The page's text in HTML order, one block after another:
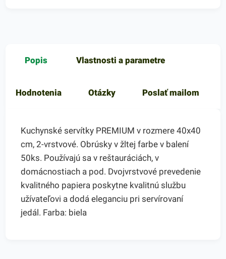
Popis Vlastnosti a parametre
Hodnotenia Otázky Poslať mailom
Kuchynské servítky PREMIUM v rozmere 40x40
cm, 2-vrstvové. Obrúsky v žltej farbe v balení
50ks. Používajú sa v reštauráciách, v
domácnostiach a pod. Dvojvrstvové prevedenie
kvalitného papiera poskytne kvalitnú službu
užívateľovi a dodá eleganciu pri servírovaní
jedál. Farba: biela